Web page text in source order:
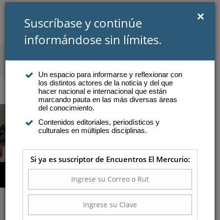
SUSCRIBIRSE INICIAR SESIÓN
Atención a suscriptores
COMPRAR AQUÍ
Los aprendizajes de una vida
l diálogo con las personas mayores nos puede
Suscríbase y continúe
informándose sin límites.
×
Un espacio para informarse y reflexionar con
los distintos actores de la noticia y del que
hacer nacional e internacional que están
marcando pauta en las más diversas áreas
del conocimiento.
Contenidos editoriales, periodísticos y
culturales en múltiples disciplinas.
Si ya es suscriptor de Encuentros El Mercurio: